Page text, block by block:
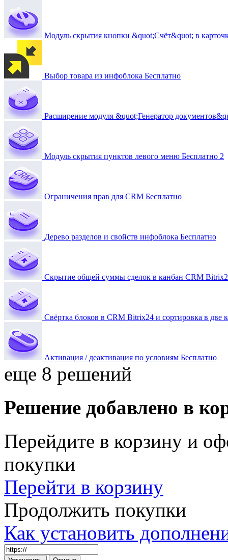
Модуль скрытия кнопки &quot;Счёт&quot; в
Выбор товара из инфоблока Бесплатно
Расширение модуля &quot;Генератор
Модуль скрытия пунктов левого меню Бесплатно 2
Ограничения прав для CRM Бесплатно
Дерево разделов и свойств инфоблока Бесплатно
Скрытие общей суммы сделок в канбан CRM
Свёртка блоков в CRM Bitrix24 и сортировка в две
Активация / деактивация по условиям Бесплатно
еще 8 решений
Решение добавлено в
Перейдите в корзину и
покупки
Перейти в корзину
Продолжить покупки
Как установить